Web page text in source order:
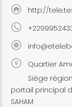
http://
Quartier
Siège
portail principal
SAHAM